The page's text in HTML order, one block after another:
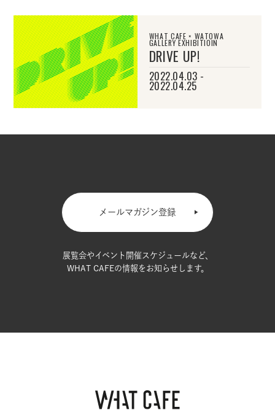
WHAT CAFE × WATOWA
GALLERY EXHIBITIOIN
DRIVE UP!
2022.04.03 -
2022.04.25
メールマガジン登録
展覧会やイベント開催スケジュールなど、
WHAT CAFEの情報をお知らせします。